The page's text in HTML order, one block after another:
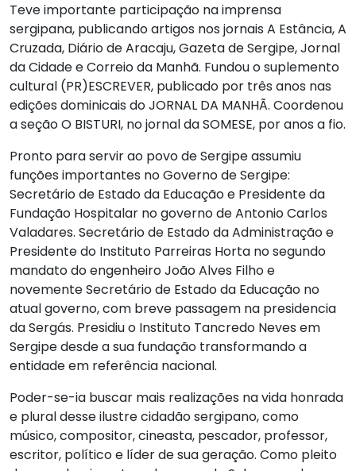
Teve importante participação na imprensa
sergipana, publicando artigos nos jornais A Estância, A
Cruzada, Diário de Aracaju, Gazeta de Sergipe, Jornal
da Cidade e Correio da Manhã. Fundou o suplemento
cultural (PR)ESCREVER, publicado por três anos nas
edições dominicais do JORNAL DA MANHÃ. Coordenou
a seção O BISTURI, no jornal da SOMESE, por anos a fio.
Pronto para servir ao povo de Sergipe assumiu
funções importantes no Governo de Sergipe:
Secretário de Estado da Educação e Presidente da
Fundação Hospitalar no governo de Antonio Carlos
Valadares. Secretário de Estado da Administração e
Presidente do Instituto Parreiras Horta no segundo
mandato do engenheiro João Alves Filho e
novemente Secretário de Estado da Educação no
atual governo, com breve passagem na presidencia
da Sergás. Presidiu o Instituto Tancredo Neves em
Sergipe desde a sua fundação transformando a
entidade em referência nacional.
Poder-se-ia buscar mais realizações na vida honrada
e plural desse ilustre cidadão sergipano, como
músico, compositor, cineasta, pescador, professor,
escritor, político e líder de sua geração. Como pleito